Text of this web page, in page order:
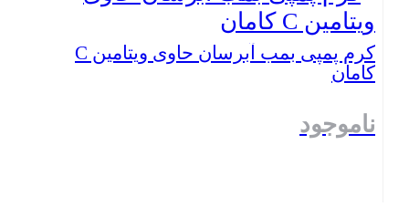
کرم پمپی بمب آبرسان حاوی ویتامین C
کامان
ناموجود